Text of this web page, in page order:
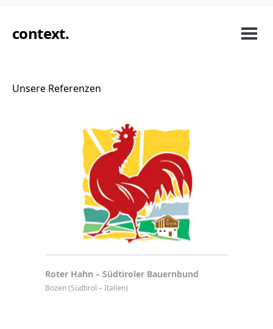
context.
Unsere Referenzen
Roter Hahn – Südtiroler Bauernbund
Bozen (Südtirol – Italien)